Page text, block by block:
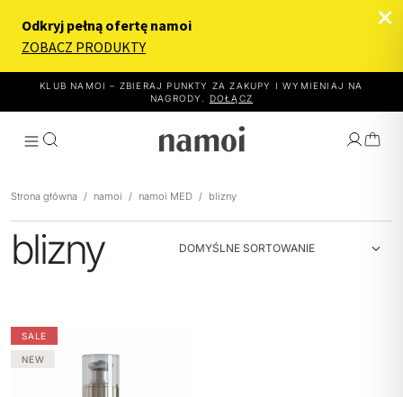
KLUB NAMOI – ZBIERAJ PUNKTY ZA ZAKUPY I WYMIENIAJ NA
NAGRODY.
DOŁĄCZ
WYBIERZ EFEKT
O NAMOI
Strona główna / namoi / namoi MED / blizny
blizny
SALE
NEW